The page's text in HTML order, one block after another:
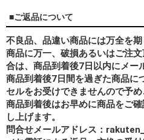
■ご返品について
不良品、品違い商品には万全を
商品に万一、破損あるいはご注
合は、商品到着後7日以内にメー
商品到着後7日間を過ぎた商品に
セルをお受けできませんので予め
商品到着後はお早めに商品をご
し上げます。
問合せメールアドレス：